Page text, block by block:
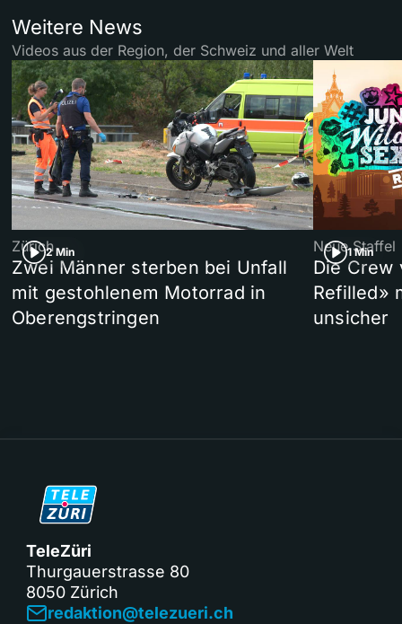
Weitere News
Videos aus der Region, der Schweiz und aller Welt
2 Min
Zürich
Zwei Männer sterben bei Unfall
mit gestohlenem Motorrad in
Oberengstringen
1 Min
Neue Staffel
Die Crew
Refilled»
unsicher
TeleZüri
Thurgauerstrasse 80
8050 Zürich
redaktion@telezueri.ch